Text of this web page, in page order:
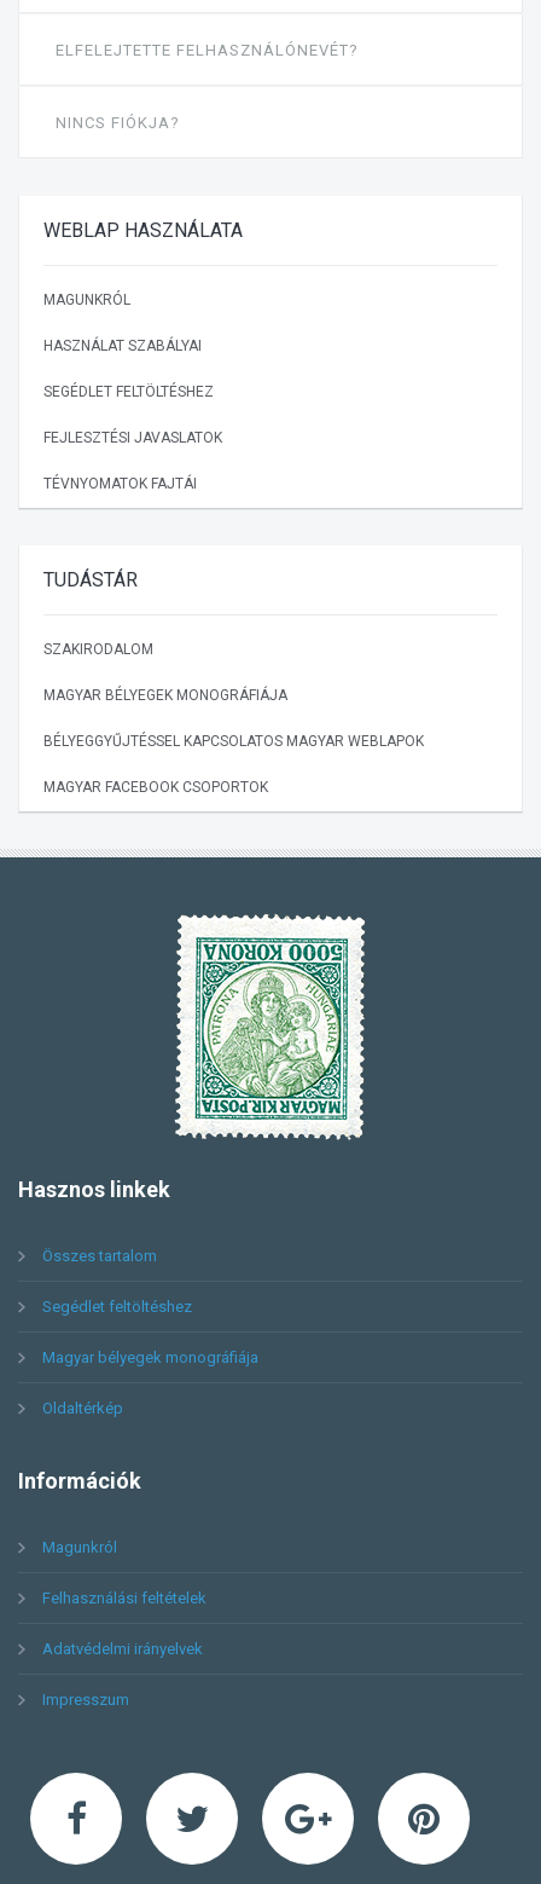
ELFELEJTETTE FELHASZNÁLÓNEVÉT?
NINCS FIÓKJA?
WEBLAP HASZNÁLATA
MAGUNKRÓL
HASZNÁLAT SZABÁLYAI
SEGÉDLET FELTÖLTÉSHEZ
FEJLESZTÉSI JAVASLATOK
TÉVNYOMATOK FAJTÁI
TUDÁSTÁR
SZAKIRODALOM
MAGYAR BÉLYEGEK MONOGRÁFIÁJA
BÉLYEGGYŰJTÉSSEL KAPCSOLATOS MAGYAR WEBLAPOK
MAGYAR FACEBOOK CSOPORTOK
Hasznos linkek
Összes tartalom
Segédlet feltöltéshez
Magyar bélyegek monográfiája
Oldaltérkép
Információk
Magunkról
Felhasználási feltételek
Adatvédelmi irányelvek
Impresszum